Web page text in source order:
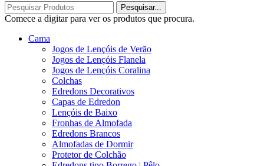
Pesquisar...
Comece a digitar para ver os produtos que procura.
Cama
Jogos de Lençóis de Verão
Jogos de Lençóis Flanela
Jogos de Lençóis Coralina
Colchas
Edredons Decorativos
Capas de Edredon
Lençóis de Baixo
Fronhas de Almofada
Edredons Brancos
Almofadas de Dormir
Protetor de Colchão